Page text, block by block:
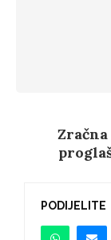
PODIJELITE